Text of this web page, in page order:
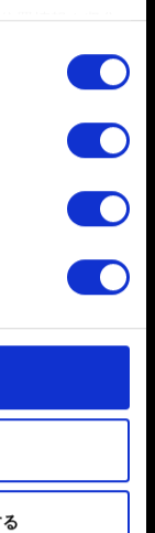
置情報を収集
を積極的にス
設定を行って
意を変更また
は、ウェブ
して技術的お
興味を持ちそ
のCookieをパ
りません。
さい。